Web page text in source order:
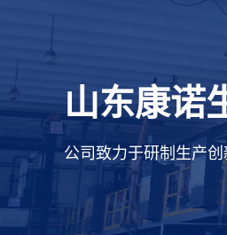
山东康诺
公司致力于研制生产